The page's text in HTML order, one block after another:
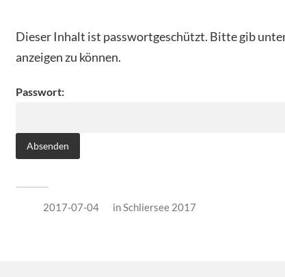
Dieser Inhalt ist passwortgeschützt. Bitte gib
anzeigen zu können.
Passwort:
2017-07-04 inSchliersee 2017